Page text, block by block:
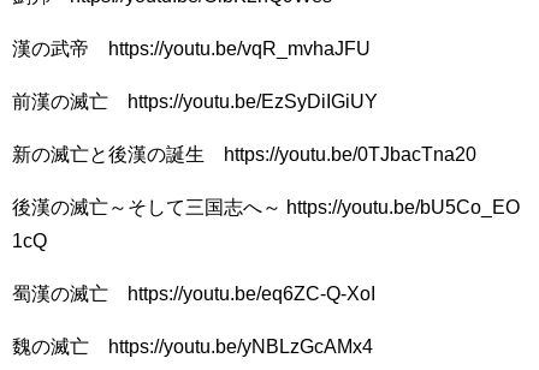
漢の武帝 https://youtu.be/vqR_mvhaJFU
前漢の滅亡 https://youtu.be/EzSyDiIGiUY
新の滅亡と後漢の誕生 https://youtu.be/0TJbacTna20
後漢の滅亡～そして三国志へ～ https://youtu.be/bU5Co_EO
1cQ
蜀漢の滅亡 https://youtu.be/eq6ZC-Q-XoI
魏の滅亡 https://youtu.be/yNBLzGcAMx4